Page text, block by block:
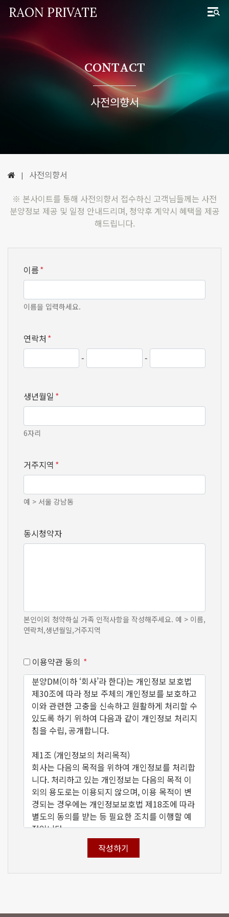
RAON PRIVATE
CONTACT
사전의향서
|
사전의향서
※ 본사이트를 통해 사전의향서 접수하신 고객님들께는 사전
분양정보 제공 및 일정 안내드리며, 청약후 계약시 혜택을 제공
해드립니다.
이름*
이름을 입력하세요.
연락처 *
-
-
생년월일 *
6자리
거주지역 *
예 > 서울 강남동
동시청약자
본인이외 청약하실 가족 인적사항을 작성해주세요. 예 > 이름,
연락처,생년월일,거주지역
이용약관 동의 *
분양DM(이하 ‘회사’라 한다)는 개인정보 보호법
제30조에 따라 정보 주체의 개인정보를 보호하고
이와 관련한 고충을 신속하고 원활하게 처리할 수
있도록 하기 위하여 다음과 같이 개인정보 처리지
침을 수립, 공개합니다.
제1조 (개인정보의 처리목적)
회사는 다음의 목적을 위하여 개인정보를 처리합
니다. 처리하고 있는 개인정보는 다음의 목적 이
외의 용도로는 이용되지 않으며, 이용 목적이 변
경되는 경우에는 개인정보보호법 제18조에 따라
별도의 동의를 받는 등 필요한 조치를 이행할 예
정입니다.
1. 홈페이지 사전청약, 관심등록, 미계약분 대기
온라인등록 및 접수 의사 확인, 회원제 서비스 제
부정 이용 방지, 만 14세 미만 아동의 개인정보처
작성하기